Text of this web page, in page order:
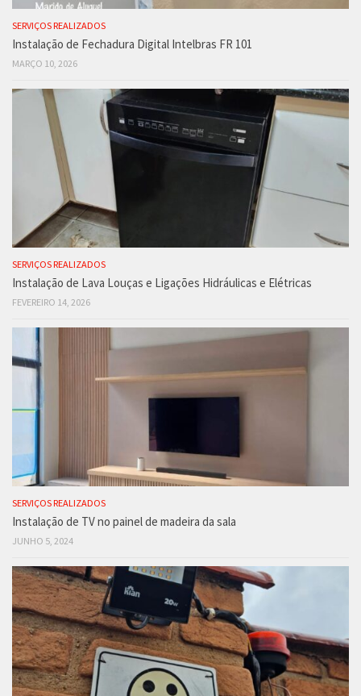
SERVIÇOS REALIZADOS
Instalação de Fechadura Digital Intelbras FR 101
MARÇO 10, 2026
SERVIÇOS REALIZADOS
Instalação de Lava Louças e Ligações Hidráulicas e Elétricas
FEVEREIRO 14, 2026
SERVIÇOS REALIZADOS
Instalação de TV no painel de madeira da sala
JUNHO 5, 2024